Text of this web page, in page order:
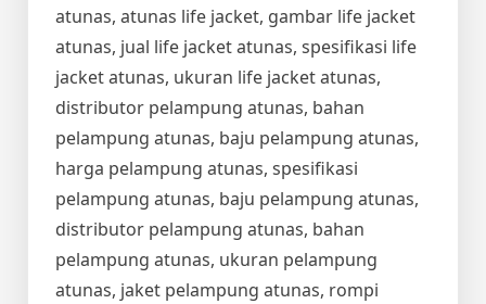
atunas, atunas life jacket, gambar life jacket
atunas, jual life jacket atunas, spesifikasi life
jacket atunas, ukuran life jacket atunas,
distributor pelampung atunas, bahan
pelampung atunas, baju pelampung atunas,
harga pelampung atunas, spesifikasi
pelampung atunas, baju pelampung atunas,
distributor pelampung atunas, bahan
pelampung atunas, ukuran pelampung
atunas, jaket pelampung atunas, rompi